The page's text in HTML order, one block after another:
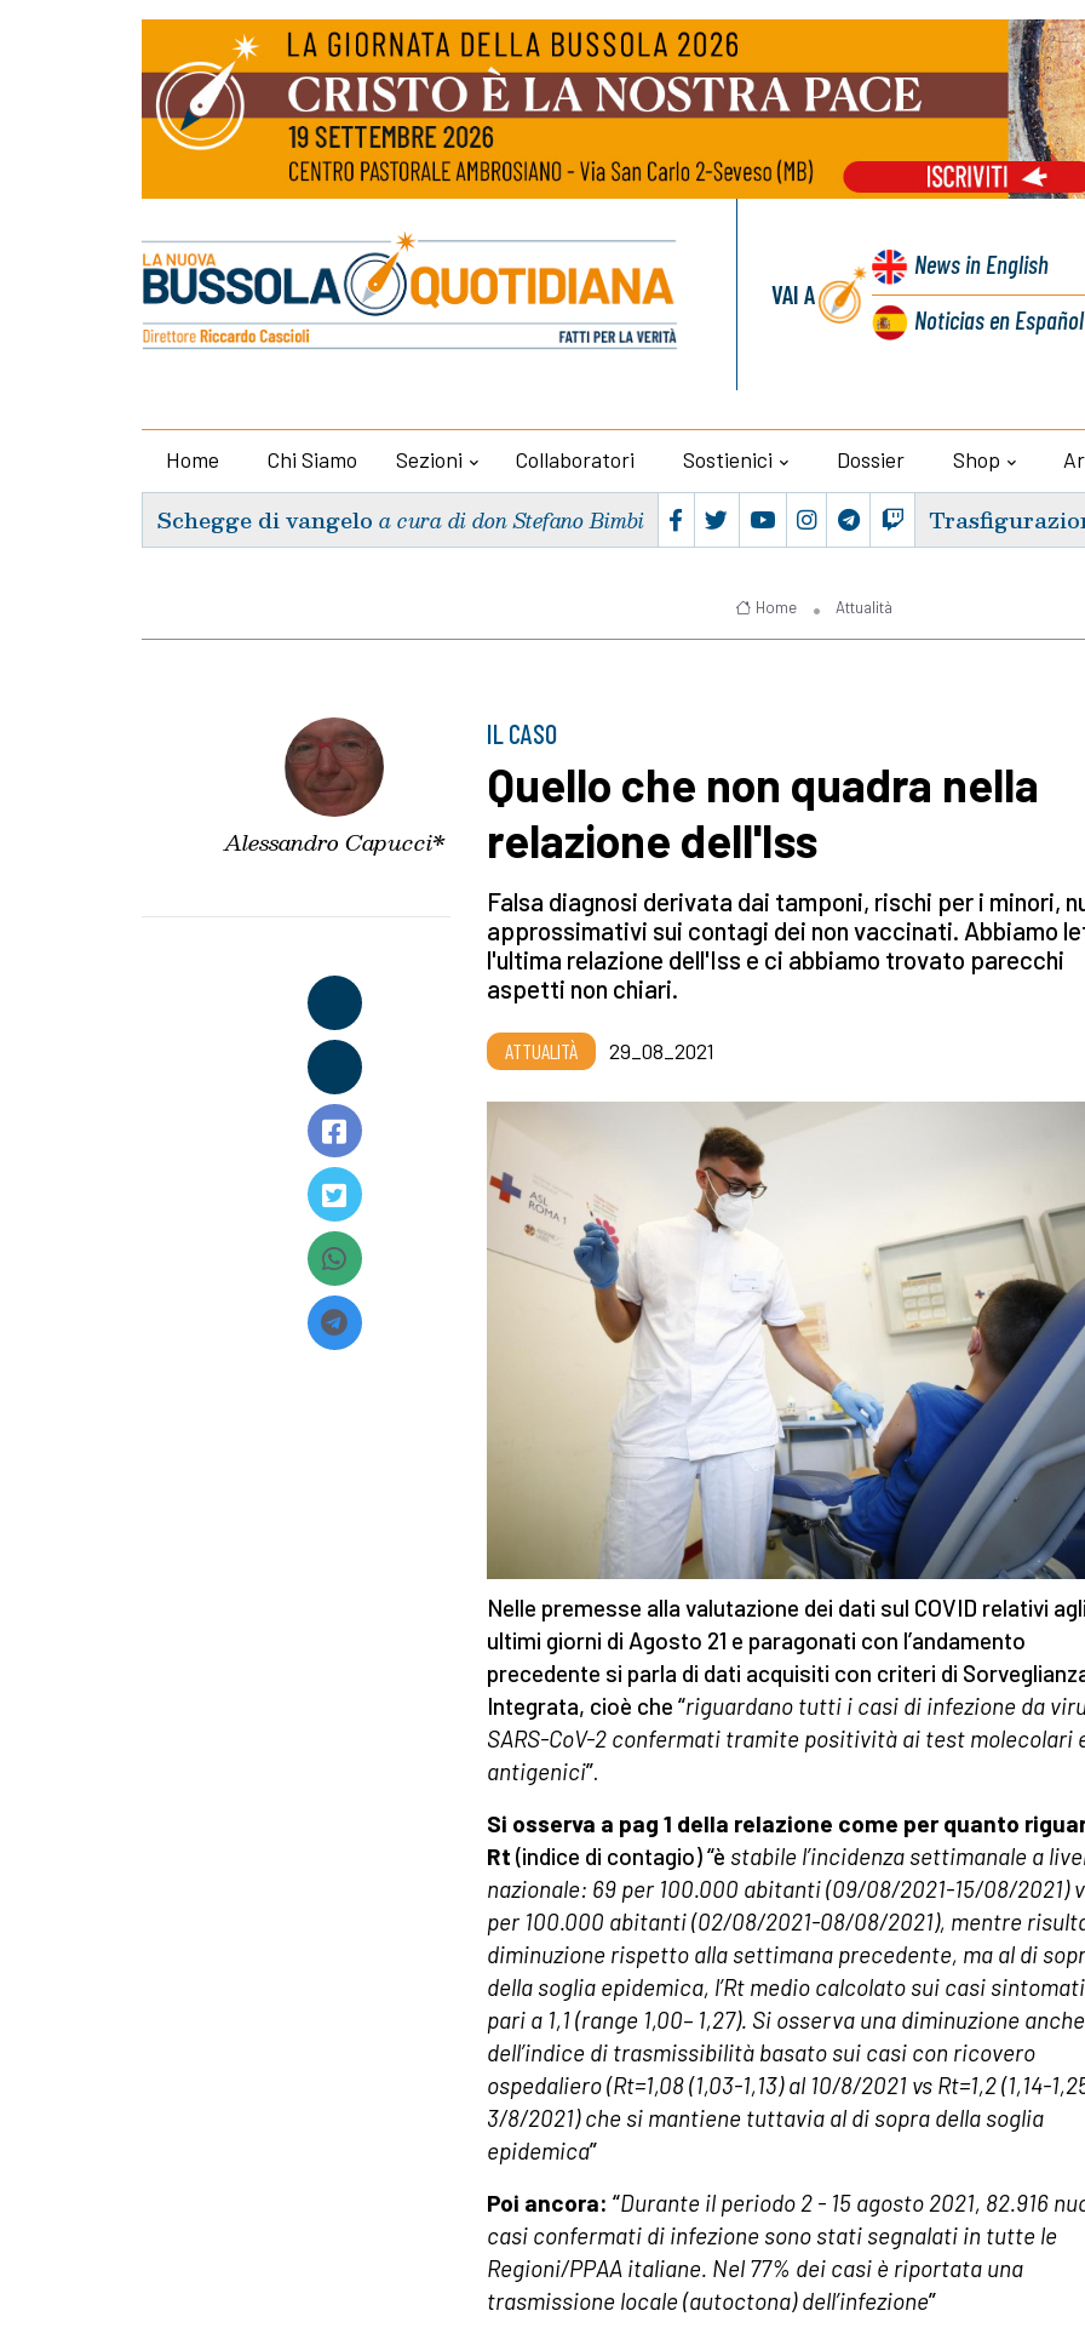
VAI A
Newsin English
Noticiasen Español
Home Chi Siamo Sezioni Collaboratori Sostienici Dossier Shop
Schegge di vangelo a cura di don Stefano Bimbi
Home Attualità
Alessandro Capucci*
IL CASO
Quello che non quadra nella
relazione dell'Iss
Falsa diagnosi derivata dai tamponi, rischi per i minori,
approssimativi sui contagi dei non vaccinati. Abbiamo
l'ultima relazione dell'Iss e ci abbiamo trovato parecchi
aspetti non chiari.
ATTUALITÀ 29_08_2021
Nelle premesse alla valutazione dei dati sul COVID relativi
ultimi giorni di Agosto 21 e paragonati con l’andamento
precedente si parla di dati acquisiti con criteri di
Integrata, cioè che “riguardano tutti i casi di infezione da
SARS-CoV-2 confermati tramite positività ai test molecolari
antigenici”.
Si osserva a pag 1 della relazione come per quanto
Rt (indice di contagio) “è stabile l’incidenza settimanale a
nazionale: 69 per 100.000 abitanti (09/08/2021-15/08/2021)
per 100.000 abitanti (02/08/2021-08/08/2021), mentre
diminuzione rispetto alla settimana precedente, ma al di
della soglia epidemica, l’Rt medio calcolato sui casi
pari a 1,1 (range 1,00– 1,27). Si osserva una diminuzione anche
dell’indice di trasmissibilità basato sui casi con ricovero
ospedaliero (Rt=1,08 (1,03-1,13) al 10/8/2021 vs Rt=1,2 (1,14-
3/8/2021) che si mantiene tuttavia al di sopra della soglia
epidemica”
Poi ancora: “Durante il periodo 2 - 15 agosto 2021, 82.916
casi confermati di infezione sono stati segnalati in tutte le
Regioni/PPAA italiane. Nel 77% dei casi è riportata una
trasmissione locale (autoctona) dell’infezione”